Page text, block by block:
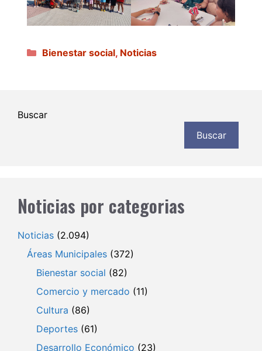
Categorías
Bienestar social, Noticias
Buscar
Buscar
Noticias por categorias
Noticias (2.094)
Áreas Municipales (372)
Bienestar social (82)
Comercio y mercado (11)
Cultura (86)
Deportes (61)
Desarrollo Económico (23)